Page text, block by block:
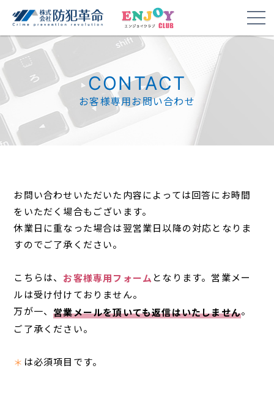
CONTACT
お客様専用お問い合わせ
お問い合わせいただいた内容によっては回答にお時間
をいただく場合もございます。
休業日に重なった場合は翌営業日以降の対応となりま
すのでご了承ください。
こちらは、 お客様専用フォーム となります。営業メー
ルは受け付けておりません。
万が一、営業メールを頂いても返信はいたしません。
ご了承ください。
＊ は必須項目です。